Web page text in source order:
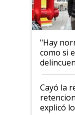
"Hay
como si
al
habló
Cayó la
explicó